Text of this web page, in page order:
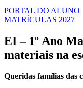
PORTAL DO ALUNO
MATRÍCULAS 2027
EI – 1º Ano
materiais na
Queridas famílias das